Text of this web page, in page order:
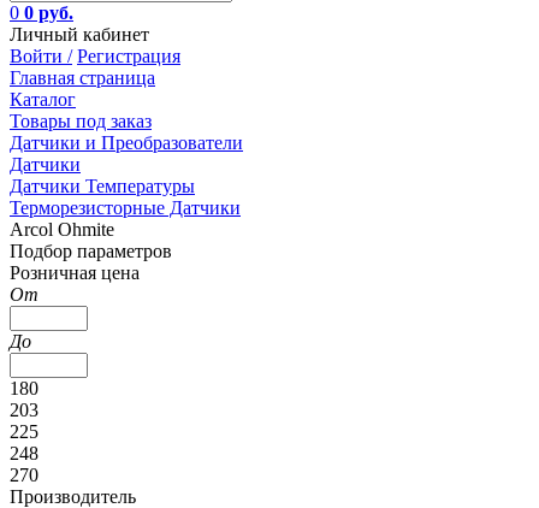
0 0 руб.
Личный кабинет
Войти / Регистрация
Главная страница
Каталог
Товары под заказ
Датчики и Преобразователи
Датчики
Датчики Температуры
Терморезисторные Датчики
Arcol Ohmite
Подбор параметров
Розничная цена
От
До
180
203
225
248
270
Производитель